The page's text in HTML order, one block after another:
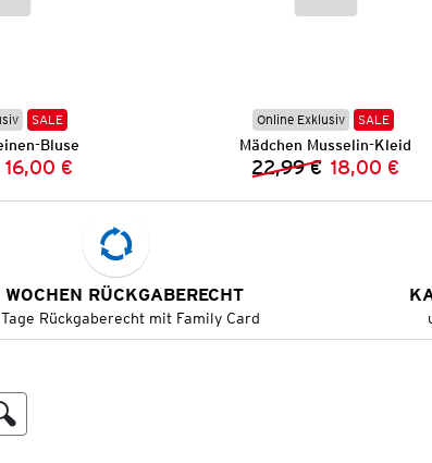
SALE
Bluse
Preis:
Preis:
16,00 €
Online Exklusiv SALE
Mädchen Musselin-Kleid
Vorheriger
22,99 € Neuer Preis:
18,00 €
RÜCKGABERECHT
Rückgaberecht mit Family Card